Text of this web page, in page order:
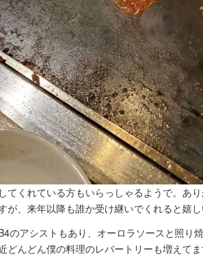
くれている方もいらっしゃるようで。あ
、来年以降も誰か受け継いでくれると嬉し
アシストもあり、オーロラソースと照り
んどん僕の料理のレパートリーも増えて